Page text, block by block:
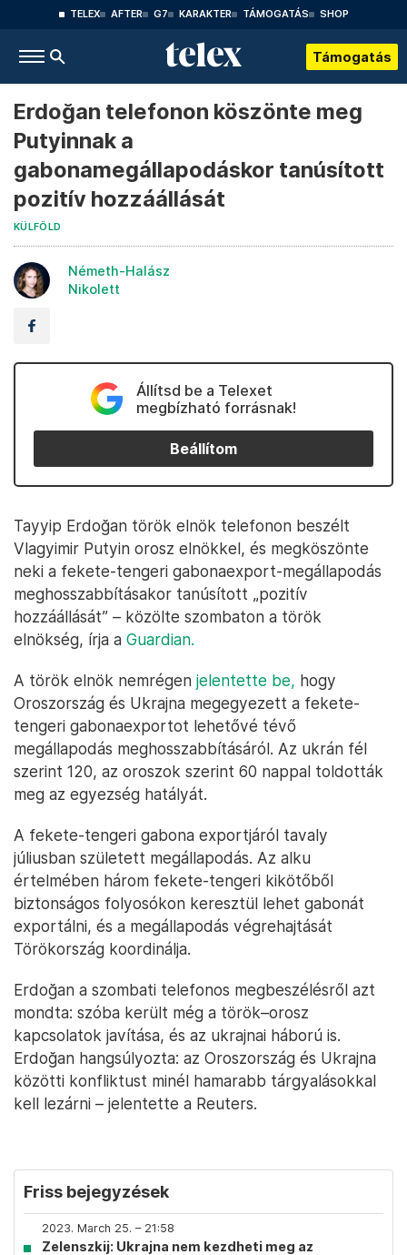
TELEX AFTER G7 KARAKTER TÁMOGATÁS SHOP
Támogatás
Erdoğan telefonon köszönte meg
Putyinnak a
gabonamegállapodáskor tanúsított
pozitív hozzáállását
KÜLFÖLD
Németh-Halász
Nikolett
Állítsd be a Telexet
megbízható forrásnak!
Beállítom
Tayyip Erdoğan török elnök telefonon beszélt
Vlagyimir Putyin orosz elnökkel, és megköszönte
neki a fekete-tengeri gabonaexport-megállapodás
meghosszabbításakor tanúsított „pozitív
hozzáállását” – közölte szombaton a török
elnökség, írja a Guardian.
A török elnök nemrégen jelentette be, hogy
Oroszország és Ukrajna megegyezett a fekete-
tengeri gabonaexportot lehetővé tévő
megállapodás meghosszabbításáról. Az ukrán fél
szerint 120, az oroszok szerint 60 nappal toldották
meg az egyezség hatályát.
A fekete-tengeri gabona exportjáról tavaly
júliusban született megállapodás. Az alku
értelmében három fekete-tengeri kikötőből
biztonságos folyosókon keresztül lehet gabonát
exportálni, és a megállapodás végrehajtását
Törökország koordinálja.
Erdoğan a szombati telefonos megbeszélésről azt
mondta: szóba került még a török–orosz
kapcsolatok javítása, és az ukrajnai háború is.
Erdoğan hangsúlyozta: az Oroszország és Ukrajna
közötti konfliktust minél hamarabb tárgyalásokkal
kell lezárni – jelentette a Reuters.
Friss bejegyzések
2023. March 25. – 21:58
Zelenszkij: Ukrajna nem kezdheti meg az